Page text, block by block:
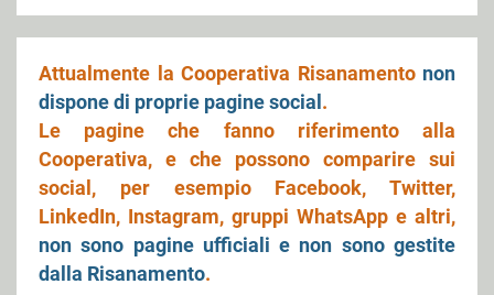
Attualmente la Cooperativa Risanamento non
dispone di proprie pagine social.
Le pagine che fanno riferimento alla
Cooperativa, e che possono comparire sui
social, per esempio Facebook, Twitter,
LinkedIn, Instagram, gruppi WhatsApp e altri,
non sono pagine ufficiali e non sono gestite
dalla Risanamento.